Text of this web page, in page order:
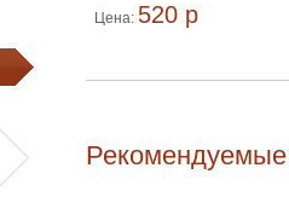
Цена: 520 p
Рекомендуемые